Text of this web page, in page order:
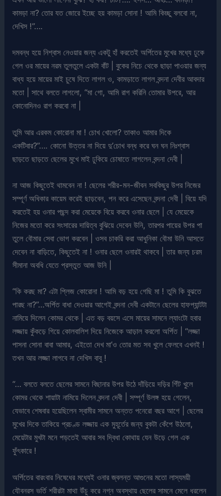
কামড়া না? তোর যত জোরে ইচ্ছে হয় কামড়া সোনা ! আমি কিচ্ছু বলবো না,
দেখিস !”….
দমবন্ধ হয়ে নিশ্বাস নেওয়ার জন্য একটু হাঁ করতেই অর্পিতের মুখের মধ্যে ঢুকে
গেল ওর মায়ের নরম তুলতুলে একটা বাঁট | বুকের নিচে থেকে ছাড়া পাওয়ার জন্য
বাধ্য হয়ে মায়ের মাই চুষে দিতে লাগল ও, কামড়াতে লাগল বন্দনা দেবীর আবদার
মতো | সাথে বলতে লাগলো, “মা গো, আমি রাগ করিনি তোমার উপরে, আর
কোনোদিনও রাগ করবো না |
তুমি আর এরকম কোরোনা মা ! চোখ খোলো? তাকাও আমার দিকে
একটিবার?”…. কোনো উত্তর না দিয়ে দু’চোখ বন্ধ করে ঘন ঘন নিঃশ্বাস
ছাড়তে ছাড়তে ছেলের মুখে মাই ঢুকিয়ে চোষাতে লাগলেন বন্দনা দেবী |
না আজ কিছুতেই থামবেন না ! ছেলের শরীর-মন-জীবন সবকিছুর উপর নিজের
সম্পূর্ণ অধিকার কায়েম করেই ছাড়বেন, পন করে এসেছেন বন্দনা দেবী | বিয়ে যদি
করতেই হয় ওনার পছন্দ করা মেয়েকে বিয়ে করবে ওনার ছেলে | যে মেয়েকে
নিজের মতো করে সংসারের দায়িত্ব বুঝিয়ে দেবেন উনি, তারপর পায়ের উপর পা
তুলে বৌমার সেবা ভোগ করবেন | ওসব চাকরি করা আধুনিকা বৌমা উনি আসতে
দেবেন না বাড়িতে, কিছুতেই না ! ওনার ছেলে ওনারই থাকবে | তার জন্য চরম
সীমানা অবধি যেতে প্রস্তুত আজ উনি |
“কি করছ মা? এটা প্লিজ কোরোনা ! আমি বড় হয়ে গেছি মা ! তুমি কি বুঝতে
পারছ না?”…অর্পিত বাধা দেওয়ার আগেই বন্দনা দেবী একটানে ছেলের হাফপ্যান্টটা
নামিয়ে দিলেন কোমর থেকে | এত বড় বয়সে এসে মায়ের সামনে ল্যাংটো হবার
লজ্জায় কুঁকড়ে গিয়ে কোলবালিশ দিয়ে নিজেকে আড়াল করলো অর্পিত | “লজ্জা
পাসনা সোনা বাবা আমার, এইতো দেখ মা’ও তোর মত সব খুলে ফেলবে এখনই !
তখন আর লজ্জা লাগবে না দেখিস বাবু !
“… বলতে বলতে ছেলের সামনে বিছানার উপর উঠে দাঁড়িয়ে দড়ির গিঁট খুলে
কোমর থেকে শায়াটা নামিয়ে দিলেন বন্দনা দেবী | সম্পূর্ণ উলঙ্গ হয়ে গেলেন,
যেভাবে শেষবার হয়েছিলেন স্বামীর সামনে অন্তত পনেরো বছর আগে | ছেলের
মুখের দিকে তাকিয়ে প্রচণ্ড লজ্জায় এক মুহূর্তের জন্য বুকটা কেঁপে উঠলো,
মেয়েটার মুখটা মনে পড়তেই আবার সব দ্বিধা কোথায় যেন উড়ে গেল এক
ফুঁৎকারে !
অর্পিতের বারংবার নিষেধের মধ্যেই ওনার জ্বলন্ত আগুনের মতো লাস্যময়ী
যৌবনরস ভর্তি শরীরটা মাথা উঁচু করে নগ্ন অবস্থায় ছেলের সামনে মেলে ধরলেন